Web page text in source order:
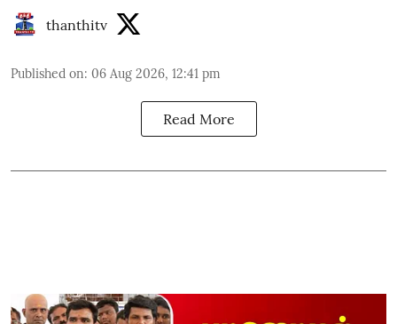
thanthitv
Published on: 06 Aug 2026, 12:41 pm
Read More